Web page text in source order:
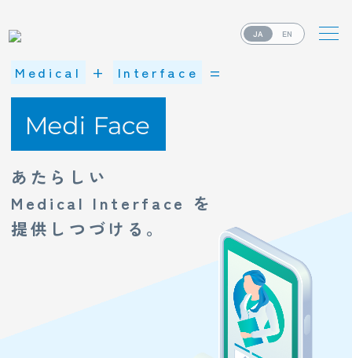
Medical + Interface =
あたらしい
Medical Interface を
提供しつづける。
JA EN